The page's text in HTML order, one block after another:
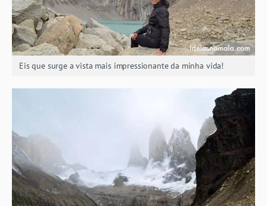
Eis que surge a vista mais impressionante da minha vida!